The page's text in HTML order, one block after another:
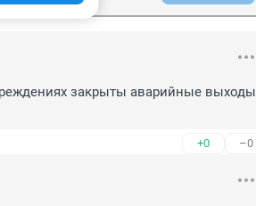
закрыты аварийные выходы
+0 –0